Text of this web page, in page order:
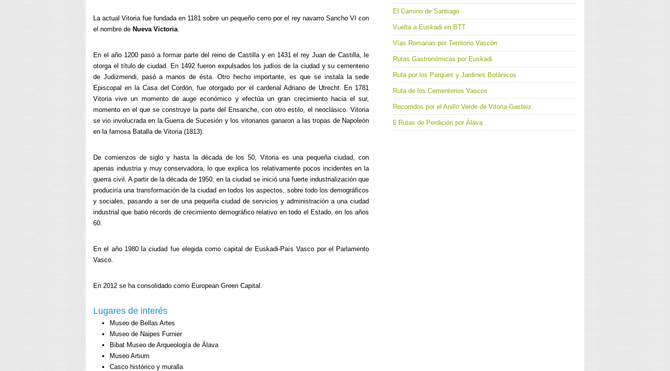
La actual Vitoria fue fundada en 1181 sobre un pequeño cerro por el rey navarro Sancho VI con
el nombre de Nueva Victoria.
En el año 1200 pasó a formar parte del reino de Castilla y en 1431 el rey Juan de Castilla, le
otorga el título de ciudad. En 1492 fueron expulsados los judíos de la ciudad y su cementerio
de Judizmendi, pasó a manos de ésta. Otro hecho importante, es que se instala la sede
Episcopal en la Casadel Cordón, fue otorgado por el cardenal Adriano de Utrecht. En 1781
Vitoria vive un momento de auge económico y efectúa un gran crecimiento hacia el sur,
momento en el que se construye la parte del Ensanche, con otro estilo, el neoclásico. Vitoria
se vio involucrada en la Guerrade Sucesión y los vitorianos ganaron a las tropas de Napoleón
en la famosa Batalla de Vitoria (1813).
De comienzos de siglo y hasta la década de los 50, Vitoria es una pequeña ciudad, con
apenas industria y muy conservadora, lo que explica los relativamente pocos incidentes en la
guerra civil. A partir de la década de 1950, en la ciudad se inició una fuerte industrialización que
produciría una transformación de la ciudad en todos los aspectos, sobre todo los demográficos
y sociales, pasando a ser de una pequeña ciudad de servicios y administración a una ciudad
industrial que batió récords de crecimiento demográfico relativo en todo el Estado, en los años
60.
En el año 1980 la ciudad fue elegida como capital de Euskadi-País Vasco por el Parlamento
Vasco.
En 2012 se ha consolidado como European Green Capital.
Lugares de interés
Museo de Bellas Artes
Museo de Naipes Furnier
Bibat Museo de Arqueología de Álava
Museo Artium
Casco histórico y muralla
El Camino de Santiago
Vuelta a Euskadi en BTT
Vías Romanas por Territorio Vascón
Rutas Gastronómicas por Euskadi
Ruta por los Parques y Jardines Botánicos
Ruta de los Cementerios Vascos
Recorridos por el Anillo Verde de Vitoria-Gasteiz
6 Rutas de Perdición por Álava